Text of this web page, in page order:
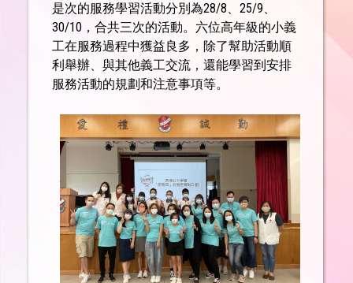
是次的服務學習活動分別為28/8、25/9、
30/10，合共三次的活動。六位高年級的小義
工在服務過程中獲益良多，除了幫助活動順
利舉辦、與其他義工交流，還能學習到安排
服務活動的規劃和注意事項等。